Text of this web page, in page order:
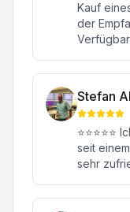
Kauf
der
Stefan
⭐⭐⭐⭐⭐ Ich fahre meinen MG ZS Hybrid nun
seit
sehr
Ende